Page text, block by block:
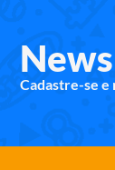
Cadastre-se e